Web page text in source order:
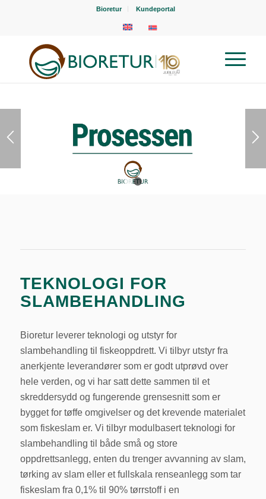
Bioretur Kundeportal
TEKNOLOGI FOR
SLAMBEHANDLING
Bioretur leverer teknologi og utstyr for
slambehandling til fiskeoppdrett. Vi tilbyr utstyr fra
anerkjente leverandører som er godt utprøvd over
hele verden, og vi har satt dette sammen til et
skreddersydd og fungerende grensesnitt som er
bygget for tøffe omgivelser og det krevende materialet
som fiskeslam er. Vi tilbyr modulbasert teknologi for
slambehandling til både små og store
oppdrettsanlegg, enten du trenger avvanning av slam,
tørking av slam eller et fullskala renseanlegg som tar
fiskeslam fra 0,1% til 90% tørrstoff i en